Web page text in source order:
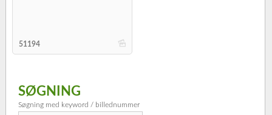
b
51194
SØGNING
Søgning med keyword / billednummer